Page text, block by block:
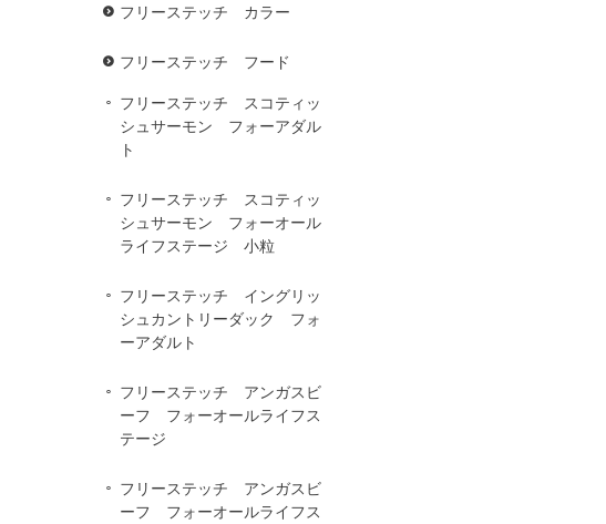
フリーステッチ カラー
フリーステッチ フード
フリーステッチ スコティッ
シュサーモン フォーアダル
ト
フリーステッチ スコティッ
シュサーモン フォーオール
ライフステージ 小粒
フリーステッチ イングリッ
シュカントリーダック フォ
ーアダルト
フリーステッチ アンガスビ
ーフ フォーオールライフス
テージ
フリーステッチ アンガスビ
ーフ フォーオールライフス